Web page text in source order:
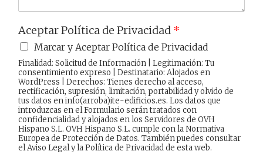
Aceptar Política de Privacidad *
Marcar y Aceptar Política de Privacidad
Finalidad: Solicitud de Información | Legitimación: Tu
consentimiento expreso | Destinatario: Alojados en
WordPress | Derechos: Tienes derecho al acceso,
rectificación, supresión, limitación, portabilidad y olvido de
tus datos en info(arroba)ite-edificios.es. Los datos que
introduzcas en el Formulario serán tratados con
confidencialidad y alojados en los Servidores de OVH
Hispano S.L. OVH Hispano S.L. cumple con la Normativa
Europea de Protección de Datos. También puedes consultar
elAviso Legaly laPolítica de Privacidadde esta web.